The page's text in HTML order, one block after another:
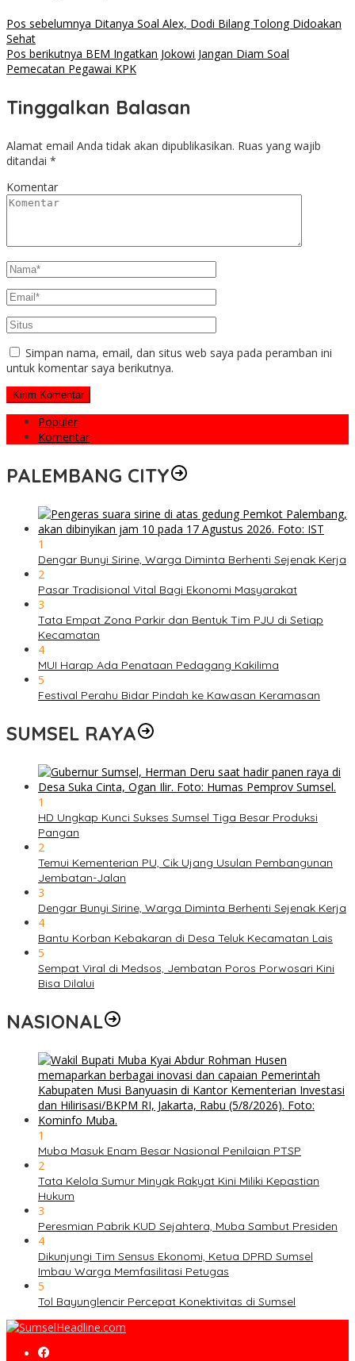
Pos sebelumnya Ditanya Soal Alex, Dodi Bilang Tolong Didoakan
Sehat
Pos berikutnya BEM Ingatkan Jokowi Jangan Diam Soal
Pemecatan Pegawai KPK
Tinggalkan Balasan
Alamat email Anda tidak akan dipublikasikan. Ruas yang wajib
ditandai *
Komentar
Simpan nama, email, dan situs web saya pada peramban ini
untuk komentar saya berikutnya.
Populer
Komentar
PALEMBANG CITY
1
Dengar Bunyi Sirine, Warga Diminta Berhenti Sejenak Kerja
2
Pasar Tradisional Vital Bagi Ekonomi Masyarakat
3
Tata Empat Zona Parkir dan Bentuk Tim PJU di Setiap
Kecamatan
4
MUI Harap Ada Penataan Pedagang Kakilima
5
Festival Perahu Bidar Pindah ke Kawasan Keramasan
SUMSEL RAYA
1
HD Ungkap Kunci Sukses Sumsel Tiga Besar Produksi
Pangan
2
Temui Kementerian PU, Cik Ujang Usulan Pembangunan
Jembatan-Jalan
3
Dengar Bunyi Sirine, Warga Diminta Berhenti Sejenak Kerja
4
Bantu Korban Kebakaran di Desa Teluk Kecamatan Lais
5
Sempat Viral di Medsos, Jembatan Poros Porwosari Kini
Bisa Dilalui
NASIONAL
1
Muba Masuk Enam Besar Nasional Penilaian PTSP
2
Tata Kelola Sumur Minyak Rakyat Kini Miliki Kepastian
Hukum
3
Peresmian Pabrik KUD Sejahtera, Muba Sambut Presiden
4
Dikunjungi Tim Sensus Ekonomi, Ketua DPRD Sumsel
Imbau Warga Memfasilitasi Petugas
5
Tol Bayunglencir Percepat Konektivitas di Sumsel